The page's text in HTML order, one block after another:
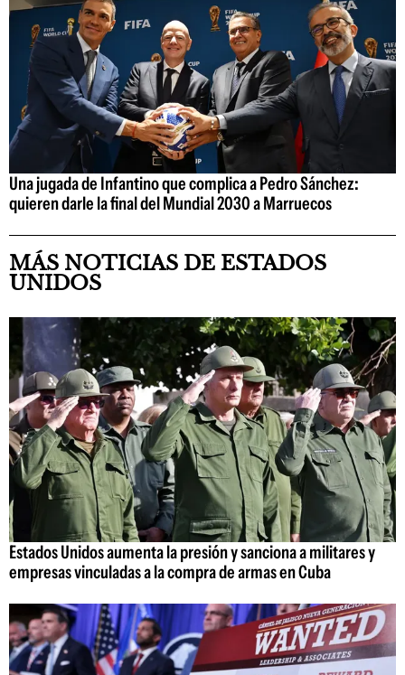
Una jugada de Infantino que complica a Pedro Sánchez:
quieren darle la final del Mundial 2030 a Marruecos
MÁS NOTICIAS DE ESTADOS
UNIDOS
Estados Unidos aumenta la presión y sanciona a militares y
empresas vinculadas a la compra de armas en Cuba